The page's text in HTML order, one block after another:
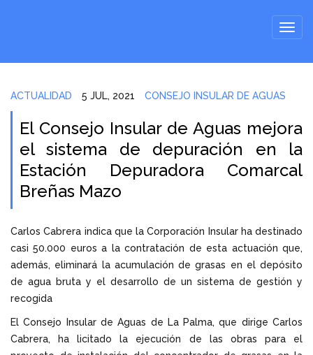
ACTUALIDAD 5 JUL, 2021 CONSEJO INSULAR DE AGUAS
El Consejo Insular de Aguas mejora
el sistema de depuración en la
Estación Depuradora Comarcal
Breñas Mazo
Carlos Cabrera indica que la Corporación Insular ha destinado
casi 50.000 euros a la contratación de esta actuación que,
además, eliminará la acumulación de grasas en el depósito
de agua bruta y el desarrollo de un sistema de gestión y
recogida
El Consejo Insular de Aguas de La Palma, que dirige Carlos
Cabrera, ha licitado la ejecución de las obras para el